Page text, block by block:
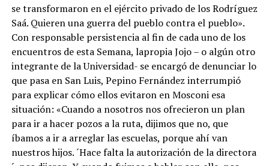
se transformaron en el ejército privado de los Rodríguez
Saá. Quieren una guerra del pueblo contra el pueblo».
Con responsable persistencia al fin de cada uno de los
encuentros de esta Semana, lapropia Jojo – o algún otro
integrante de la Universidad- se encargó de denunciar lo
que pasa en San Luis, Pepino Fernández interrumpió
para explicar cómo ellos evitaron en Mosconi esa
situación: «Cuando a nosotros nos ofrecieron un plan
para ir a hacer pozos a la ruta, dijimos que no, que
íbamos a ir a arreglar las escuelas, porque ahí van
nuestros hijos. ´Hace falta la autorización de la directora